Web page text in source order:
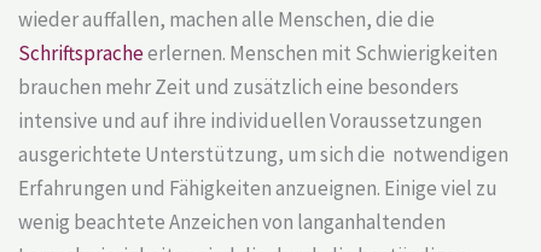
wieder auffallen, machen alle Menschen, die die
Schriftspracheerlernen. Menschen mit Schwierigkeiten
brauchen mehr Zeit und zusätzlich eine besonders
intensive und auf ihre individuellen Voraussetzungen
ausgerichtete Unterstützung, um sich die notwendigen
Erfahrungen und Fähigkeiten anzueignen. Einige viel zu
wenig beachtete Anzeichen von langanhaltenden